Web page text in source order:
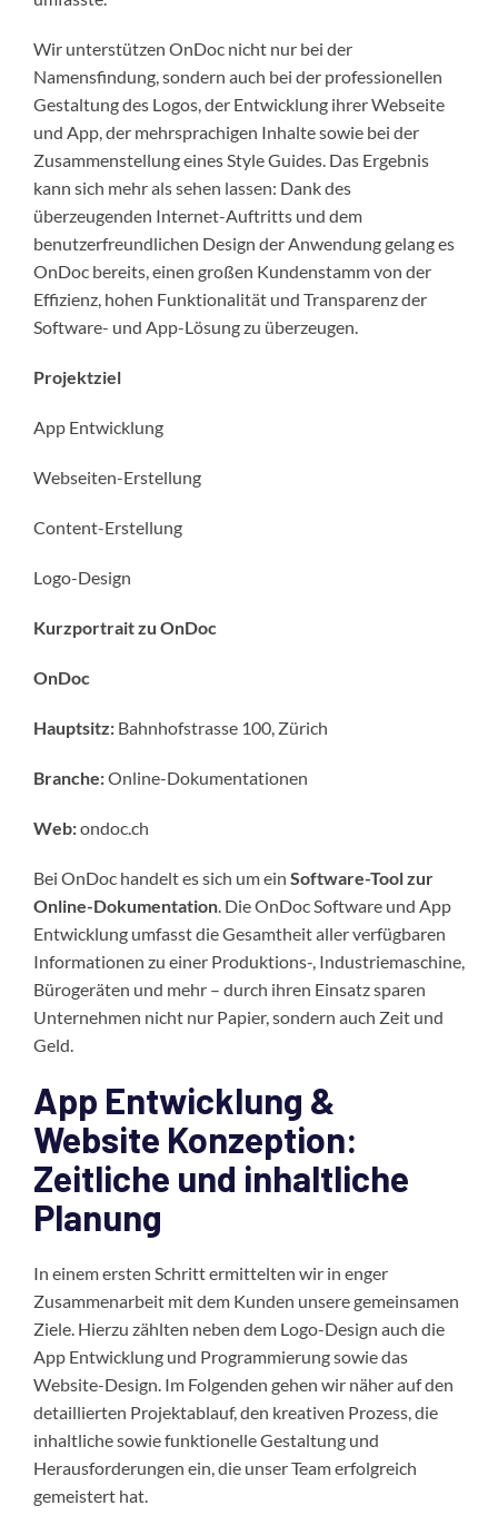
Wir unterstützen OnDoc nicht nur bei der
Namensfindung, sondern auch bei der professionellen
Gestaltung des Logos, der Entwicklung ihrer Webseite
und App, der mehrsprachigen Inhalte sowie bei der
Zusammenstellung eines Style Guides. Das Ergebnis
kann sich mehr als sehen lassen: Dank des
überzeugenden Internet-Auftritts und dem
benutzerfreundlichen Design der Anwendung gelang es
OnDoc bereits, einen großen Kundenstamm von der
Effizienz, hohen Funktionalität und Transparenz der
Software- und App-Lösung zu überzeugen.
Projektziel
App Entwicklung
Webseiten-Erstellung
Content-Erstellung
Logo-Design
Kurzportrait zu OnDoc
OnDoc
Hauptsitz: Bahnhofstrasse 100, Zürich
Branche:Online-Dokumentationen
Web:ondoc.ch
Bei OnDoc handelt es sich um ein Software-Tool zur
Online-Dokumentation. Die OnDoc Software und App
Entwicklung umfasst die Gesamtheit aller verfügbaren
Informationen zu einer Produktions-, Industriemaschine,
Bürogeräten und mehr – durch ihren Einsatz sparen
Unternehmen nicht nur Papier, sondern auch Zeit und
Geld.
App Entwicklung &
Website Konzeption:
Zeitliche und inhaltliche
Planung
In einem ersten Schritt ermittelten wir in enger
Zusammenarbeit mit dem Kunden unsere gemeinsamen
Ziele. Hierzu zählten neben dem Logo-Design auch die
App Entwicklung und Programmierung sowie das
Website-Design. Im Folgenden gehen wir näher auf den
detaillierten Projektablauf, den kreativen Prozess, die
inhaltliche sowie funktionelle Gestaltung und
Herausforderungen ein, die unser Team erfolgreich
gemeistert hat.